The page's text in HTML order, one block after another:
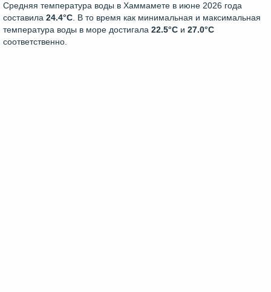
Средняя температура воды в Хаммамете в июне 2026 года
составила 24.4°C. В то время как минимальная и максимальная
температура воды в море достигала 22.5°C и 27.0°C
соответственно.